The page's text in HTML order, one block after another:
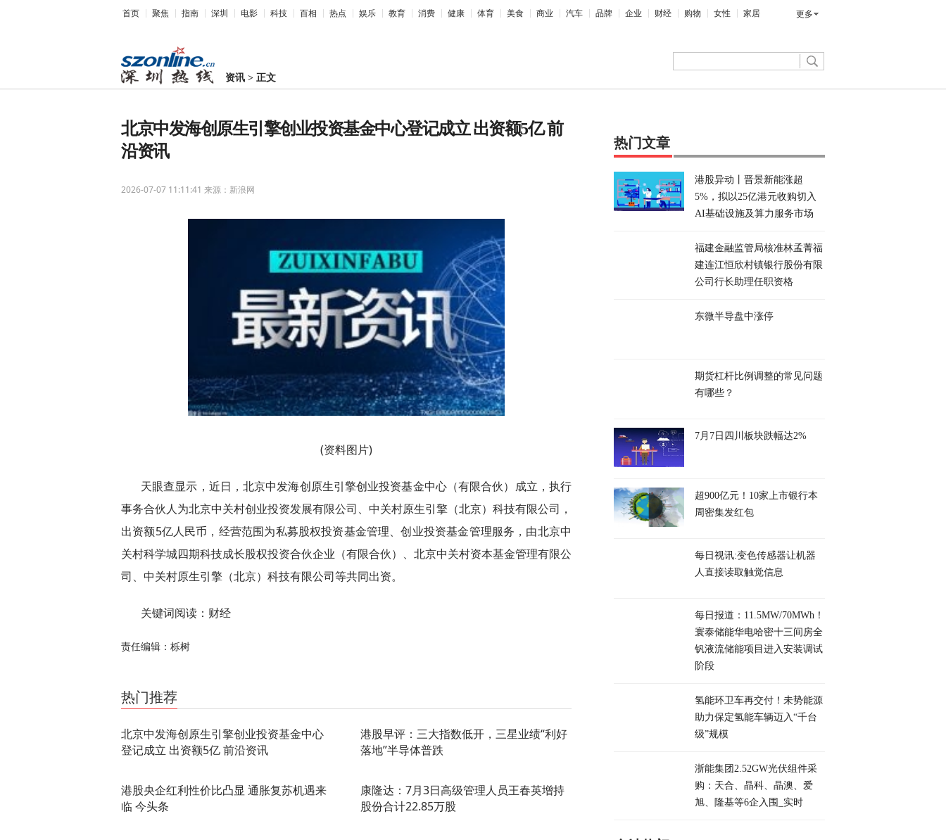
首页 聚焦 指南 深圳 电影 科技 百相 热点 娱乐 教育 消费 健康 体育 美食 商业 汽车 品牌 企业 财经 购物 女性 家居 更多
资讯 >正文
北京中发海创原生引擎创业投资基金中心登记成立 出资额5亿 前
沿资讯
2026-07-07 11:11:41 来源：新浪网
(资料图片)
天眼查显示，近日，北京中发海创原生引擎创业投资基金中心（有限合伙）成立，执行
事务合伙人为北京中关村创业投资发展有限公司、中关村原生引擎（北京）科技有限公司，
出资额5亿人民币，经营范围为私募股权投资基金管理、创业投资基金管理服务，由北京中
关村科学城四期科技成长股权投资合伙企业（有限合伙）、北京中关村资本基金管理有限公
司、中关村原生引擎（北京）科技有限公司等共同出资。
关键词阅读：财经
责任编辑：栎树
热门推荐
北京中发海创原生引擎创业投资基金中心
登记成立 出资额5亿 前沿资讯
港股早评：三大指数低开，三星业绩“利好
落地”半导体普跌
港股央企红利性价比凸显 通胀复苏机遇来
临 今头条
康隆达：7月3日高级管理人员王春英增持
股份合计22.85万股
热门文章
港股异动丨晋景新能涨超
5%，拟以25亿港元收购切入
AI基础设施及算力服务市场
福建金融监管局核准林孟菁福
建连江恒欣村镇银行股份有限
公司行长助理任职资格
东微半导盘中涨停
期货杠杆比例调整的常见问题
有哪些？
7月7日四川板块跌幅达2%
超900亿元！10家上市银行本
周密集发红包
每日视讯:变色传感器让机器
人直接读取触觉信息
每日报道：11.5MW/70MWh！
寰泰储能华电哈密十三间房全
钒液流储能项目进入安装调试
阶段
氢能环卫车再交付！未势能源
助力保定氢能车辆迈入“千台
级”规模
浙能集团2.52GW光伏组件采
购：天合、晶科、晶澳、爱
旭、隆基等6企入围_实时